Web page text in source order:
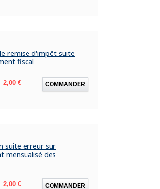
remise d'impôt suite
fiscal
Prix
2,00 € COMMANDER
suite erreur sur
mensualisé des
Prix
2,00 € COMMANDER